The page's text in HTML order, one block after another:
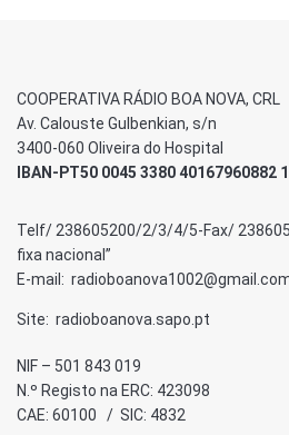
COOPERATIVA RÁDIO BOA NOVA, CRL
Av. Calouste Gulbenkian, s/n
3400-060 Oliveira do Hospital
IBAN-PT50 0045 3380 40167960882
Telf/ 238605200/2/3/4/5-Fax/
fixa nacional”
E-mail:
Site: radioboanova.sapo.pt
NIF – 501 843 019
N.º Registo na ERC: 423098
CAE: 60100 / SIC: 4832